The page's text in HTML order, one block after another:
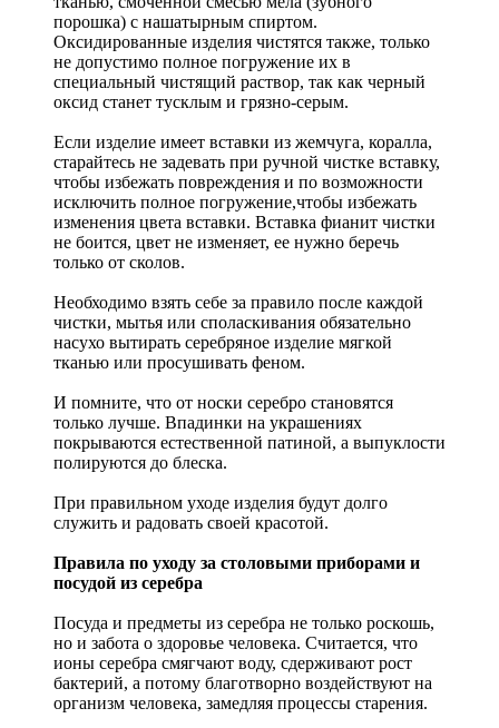
порошка) с нашатырным спиртом.
Оксидированные изделия чистятся также, только
не допустимо полное погружение их в
специальный чистящий раствор, так как черный
оксид станет тусклым и грязно-серым.
Если изделие имеет вставки из жемчуга, коралла,
старайтесь не задевать при ручной чистке вставку,
чтобы избежать повреждения и по возможности
исключить полное погружение,чтобы избежать
изменения цвета вставки. Вставка фианит чистки
не боится, цвет не изменяет, ее нужно беречь
только от сколов.
Необходимо взять себе за правило после каждой
чистки, мытья или споласкивания обязательно
насухо вытирать серебряное изделие мягкой
тканью или просушивать феном.
И помните, что от носки серебро становятся
только лучше. Впадинки на украшениях
покрываются естественной патиной, а выпуклости
полируются до блеска.
При правильном уходе изделия будут долго
служить и радовать своей красотой.
Правила по уходу за столовыми приборами и
посудой из серебра
Посуда и предметы из серебра не только роскошь,
но и забота о здоровье человека. Считается, что
ионы серебра смягчают воду, сдерживают рост
бактерий, а потому благотворно воздействуют на
организм человека, замедляя процессы старения.